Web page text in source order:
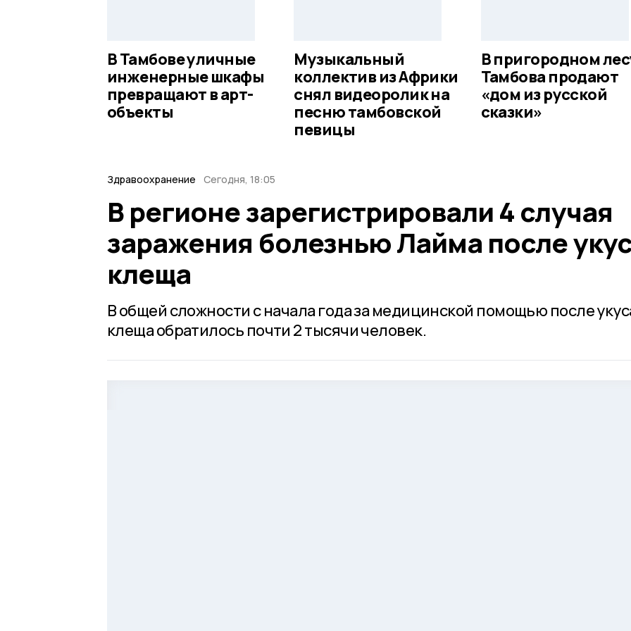
В Тамбове уличные
инженерные шкафы
превращают в арт-
объекты
Музыкальный
коллектив из Африки
снял видеоролик на
песню тамбовской
певицы
В пригородном
Тамбова продают
«дом из русской
сказки»
Здравоохранение Сегодня, 18:05
В регионе зарегистрировали 4 случая
заражения болезнью Лайма после
клеща
В общей сложности с начала года за медицинской помощью после
клеща обратилось почти 2 тысячи человек.